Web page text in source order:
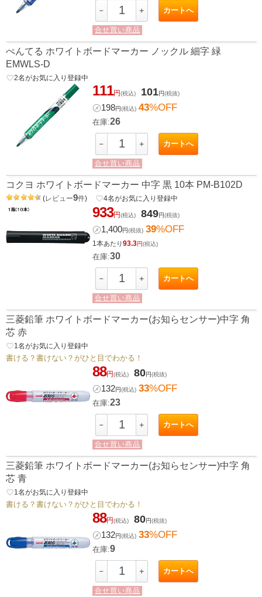
－ ＋ カートへ
合せ買い商品
ぺんてる ホワイトボードマーカー ノックル 細字 緑
EMWLS-D
favorite_border2名がお気に入り登録中
111円(税込) 101円(税抜)
㋱198円(税込) 43%OFF
在庫:26
－ ＋ カートへ
合せ買い商品
コクヨ ホワイトボードマーカー 中字 黒 10本 PM-B102D
(レビュー9件) favorite_border4名がお気に入り登録中
933円(税込) 849円(税抜)
㋱1,400円(税抜) 39%OFF
1本あたり93.3円(税込)
在庫:30
－ ＋ カートへ
合せ買い商品
三菱鉛筆 ホワイトボードマーカー(お知らセンサー)中字 角
芯 赤
favorite_border1 名がお気に入り登録中
書ける？書けない？がひと目でわかる！
88円(税込) 80円(税抜)
㋱132円(税込) 33%OFF
在庫:23
－ ＋ カートへ
合せ買い商品
三菱鉛筆 ホワイトボードマーカー(お知らセンサー)中字 角
芯 青
favorite_border1 名がお気に入り登録中
書ける？書けない？がひと目でわかる！
88円(税込) 80円(税抜)
㋱132円(税込) 33%OFF
在庫:9
－ ＋ カートへ
合せ買い商品